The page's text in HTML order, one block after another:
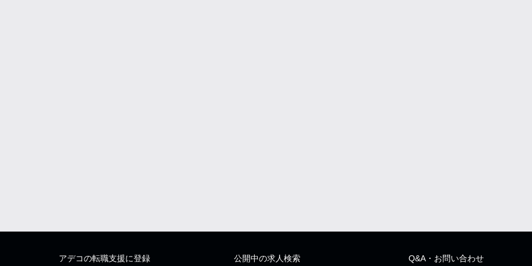
アデコの転職支援に登録
公開中の求人検索 Q&A・お問い合わせ